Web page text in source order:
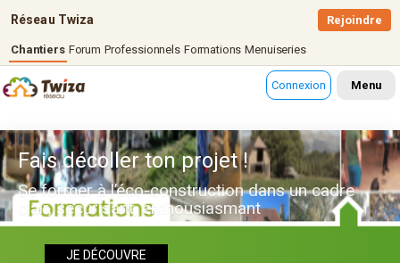
Réseau Twiza
Chantiers Forum Professionnels Formations Menuiseries
Rejoindre
Connexion Menu
Fais décoller ton projet !
Se former à l’éco-construction dans un cadre
clair, sécurisant, enthousiasmant
JE DÉCOUVRE